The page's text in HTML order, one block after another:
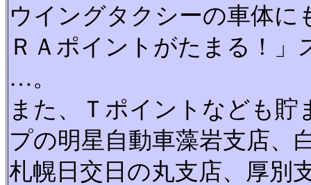
ウイングタクシーの車体
ＲＡポイントがたまる！」
…。
また、Ｔポイントなども
プの明星自動車藻岩支店、
札幌日交日の丸支店、厚別